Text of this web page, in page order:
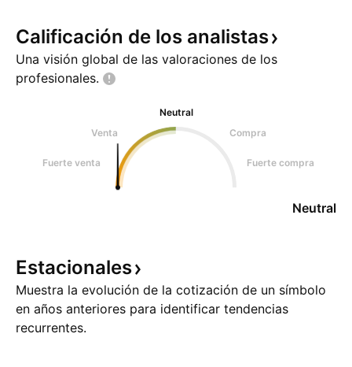
Calificación de los analistas
Una visión global de las valoraciones de los
profesionales.
Neutral
Venta
Compra
Fuerte venta Fuerte compra
Neutral
Estacionales
Muestra la evolución de la cotización de un símbolo
en años anteriores para identificar tendencias
recurrentes.